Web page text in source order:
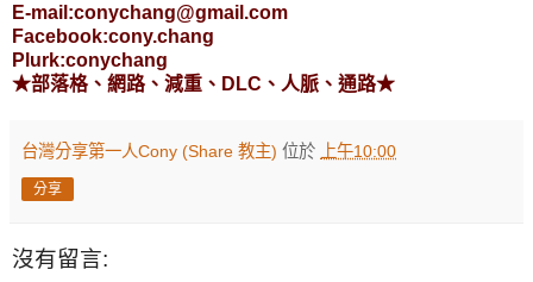
E-mail:conychang@gmail.com
Facebook:cony.chang
Plurk:conychang
★部落格、網路、減重、DLC、人脈、通路★
台灣分享第一人Cony (Share 教主) 位於 上午10:00
分享
沒有留言: